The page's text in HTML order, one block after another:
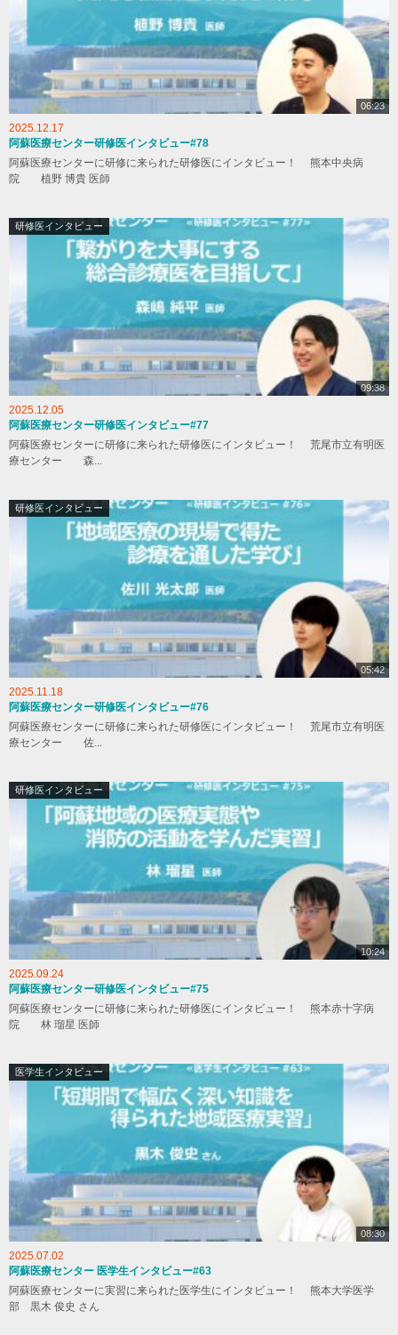
06:23
2025.12.17
阿蘇医療センター研修医インタビュー#78
阿蘇医療センターに研修に来られた研修医にインタビュー！ 熊本中央病
院 植野 博貴 医師
研修医インタビュー
09:38
2025.12.05
阿蘇医療センター研修医インタビュー#77
阿蘇医療センターに研修に来られた研修医にインタビュー！ 荒尾市立有明医
療センター 森...
研修医インタビュー
05:42
2025.11.18
阿蘇医療センター研修医インタビュー#76
阿蘇医療センターに研修に来られた研修医にインタビュー！ 荒尾市立有明医
療センター 佐...
研修医インタビュー
10:24
2025.09.24
阿蘇医療センター研修医インタビュー#75
阿蘇医療センターに研修に来られた研修医にインタビュー！ 熊本赤十字病
院 林 瑠星 医師
医学生インタビュー
08:30
2025.07.02
阿蘇医療センター 医学生インタビュー#63
阿蘇医療センターに実習に来られた医学生にインタビュー！ 熊本大学医学
部 黒木 俊史 さん